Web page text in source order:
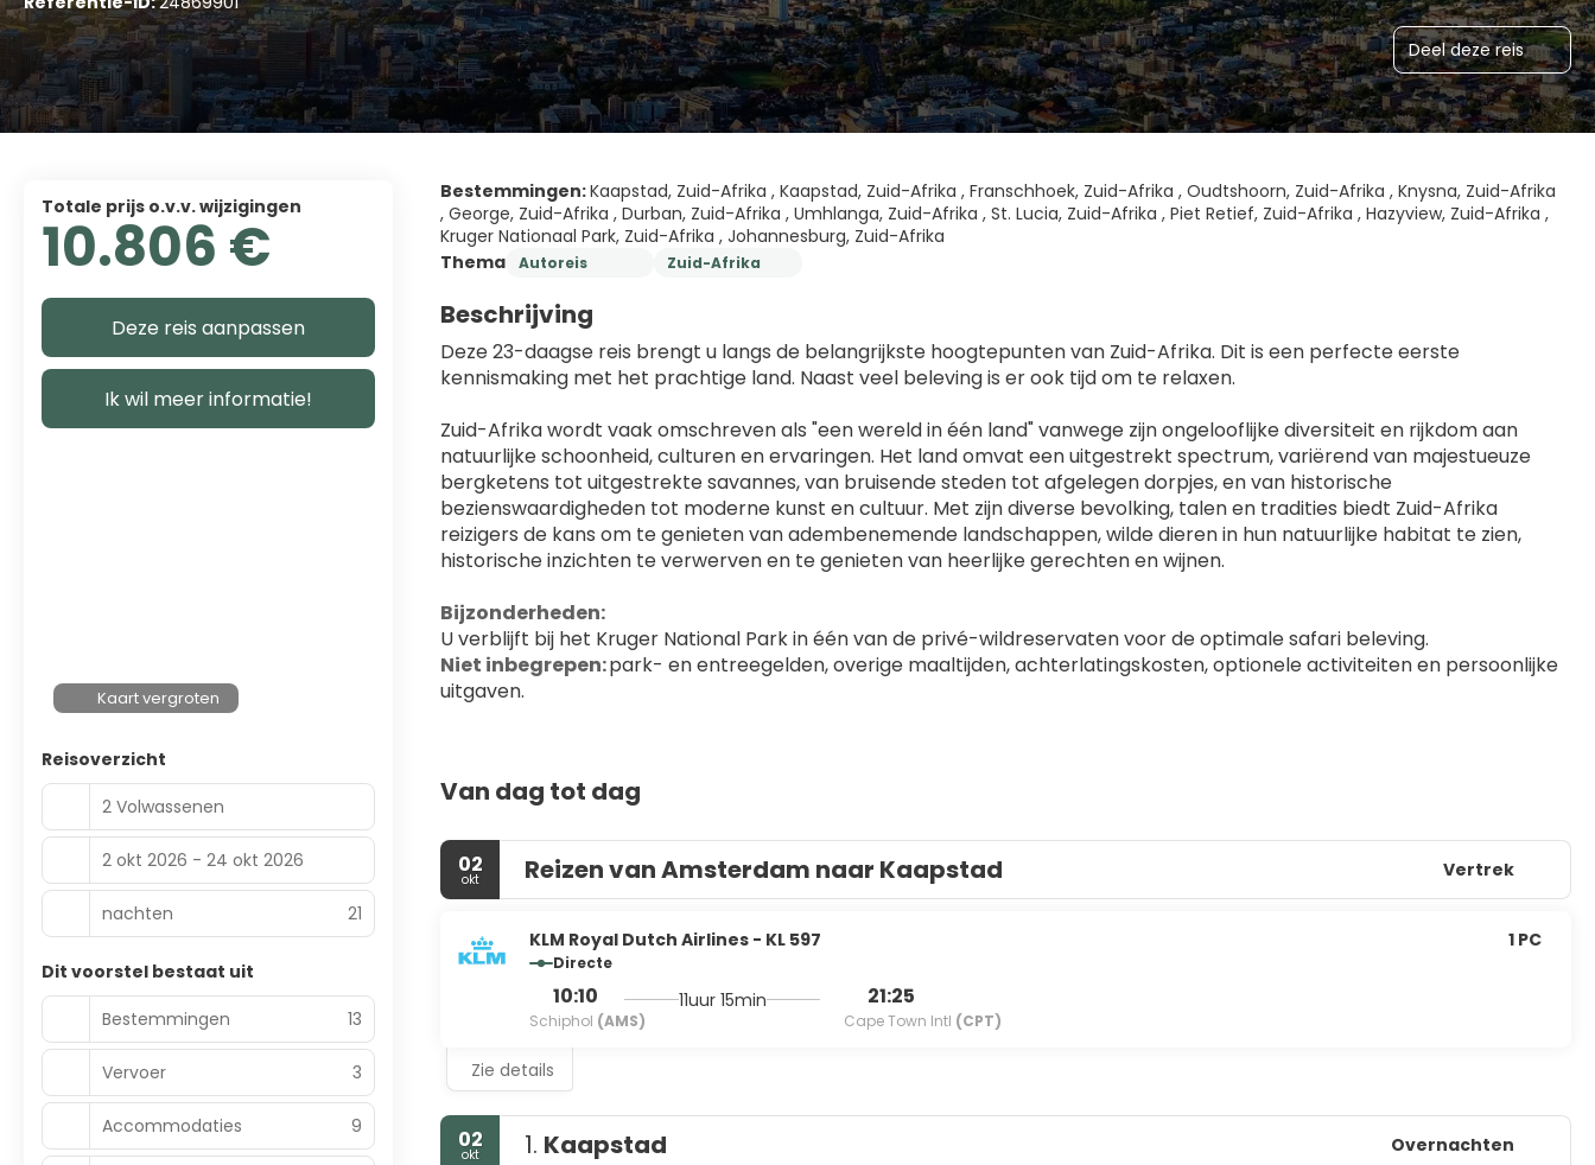
Afrika
Mauritius
Zuid-Afrika
Namibië
Zanzibar
Deel deze reis
Bestemmingen:Kaapstad, Zuid-Afrika , Kaapstad, Zuid-Afrika , Franschhoek, Zuid-Afrika , Oudtshoorn, Zuid-Afrika , Knysna, Zuid-Afrika
, George, Zuid-Afrika , Durban, Zuid-Afrika , Umhlanga, Zuid-Afrika , St. Lucia, Zuid-Afrika , Piet Retief, Zuid-Afrika , Hazyview, Zuid-Afrika ,
Kruger Nationaal Park, Zuid-Afrika , Johannesburg, Zuid-Afrika
Thema
Autoreis Zuid-Afrika
Beschrijving
Deze 23-daagse reis brengt u langs de belangrijkste hoogtepunten van Zuid-Afrika. Dit is een perfecte eerste
kennismaking met het prachtige land. Naast veel beleving is er ook tijd om te relaxen.
Zuid-Afrika wordt vaak omschreven als "een wereld in één land" vanwege zijn ongelooflijke diversiteit en rijkdom aan
natuurlijke schoonheid, culturen en ervaringen. Het land omvat een uitgestrekt spectrum, variërend van majestueuze
bergketens tot uitgestrekte savannes, van bruisende steden tot afgelegen dorpjes, en van historische
bezienswaardigheden tot moderne kunst en cultuur. Met zijn diverse bevolking, talen en tradities biedt Zuid-Afrika
reizigers de kans om te genieten van adembenemende landschappen, wilde dieren in hun natuurlijke habitat te zien,
historische inzichten te verwerven en te genieten van heerlijke gerechten en wijnen.
Bijzonderheden:
U verblijft bij het Kruger National Park in één van de privé-wildreservaten voor de optimale safari beleving.
Niet inbegrepen: park- en entreegelden, overige maaltijden, achterlatingskosten, optionele activiteiten en persoonlijke
uitgaven.
Van dag tot dag
02
okt Reizen van Amsterdam naar Kaapstad Vertrek
KLM Royal Dutch Airlines - KL 597
Directe
10:10
Schiphol (AMS)
11uur 15min 21:25
Cape Town Intl (CPT)
1 PC
Zie details
02
okt 1. Kaapstad Overnachten
Totale prijs o.v.v. wijzigingen
10.806 €
Deze reis aanpassen
Ik wil meer informatie!
Kaart vergroten
Reisoverzicht
2 Volwassenen
2 okt 2026 - 24 okt 2026
nachten 21
Dit voorstel bestaat uit
Bestemmingen
13
Vervoer 3
Accommodaties 9